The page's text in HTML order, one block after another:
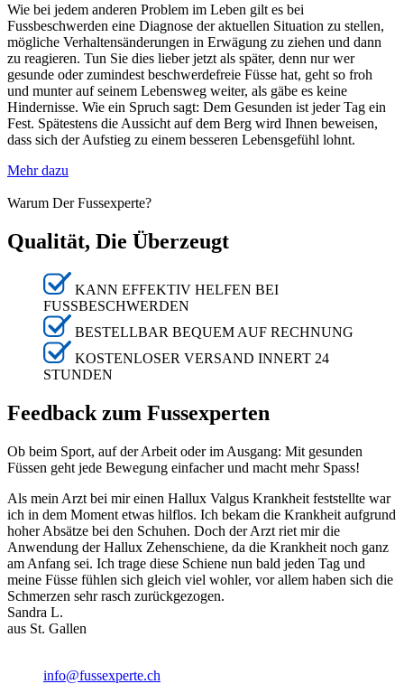
Wie bei jedem anderen Problem im Leben gilt es bei
Fussbeschwerden eine Diagnose der aktuellen Situation zu stellen,
mögliche Verhaltensänderungen in Erwägung zu ziehen und dann
zu reagieren. Tun Sie dies lieber jetzt als später, denn nur wer
gesunde oder zumindest beschwerdefreie Füsse hat, geht so froh
und munter auf seinem Lebensweg weiter, als gäbe es keine
Hindernisse. Wie ein Spruch sagt: Dem Gesunden ist jeder Tag ein
Fest. Spätestens die Aussicht auf dem Berg wird Ihnen beweisen,
dass sich der Aufstieg zu einem besseren Lebensgefühl lohnt.
Mehr dazu
Warum Der Fussexperte?
Qualität, Die Überzeugt
KANN EFFEKTIV HELFEN BEI
FUSSBESCHWERDEN
BESTELLBAR BEQUEM AUF RECHNUNG
KOSTENLOSER VERSAND INNERT 24
STUNDEN
Feedback zum Fussexperten
Ob beim Sport, auf der Arbeit oder im Ausgang: Mit gesunden
Füssen geht jede Bewegung einfacher und macht mehr Spass!
Als mein Arzt bei mir einen Hallux Valgus Krankheit feststellte war
ich in dem Moment etwas hilflos. Ich bekam die Krankheit aufgrund
hoher Absätze bei den Schuhen. Doch der Arzt riet mir die
Anwendung der Hallux Zehenschiene, da die Krankheit noch ganz
am Anfang sei. Ich trage diese Schiene nun bald jeden Tag und
meine Füsse fühlen sich gleich viel wohler, vor allem haben sich die
Schmerzen sehr rasch zurückgezogen.
Sandra L.
aus St. Gallen
info@fussexperte.ch